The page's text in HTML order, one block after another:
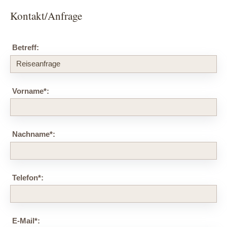
Kontakt/Anfrage
Betreff:
Vorname*:
Nachname*:
Telefon*:
E-Mail*: